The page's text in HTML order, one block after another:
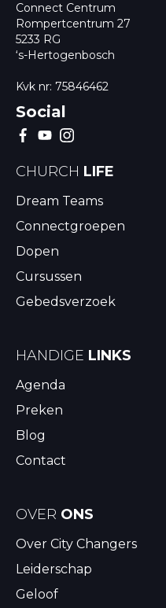
Connect Centrum
Rompertcentrum 27
5233 RG
‘s-Hertogenbosch
Kvk nr: 75846462
Social
CHURCH LIFE
Dream Teams
Connectgroepen
Dopen
Cursussen
Gebedsverzoek
HANDIGE LINKS
Agenda
Preken
Blog
Contact
OVER ONS
Over City Changers
Leiderschap
Geloof